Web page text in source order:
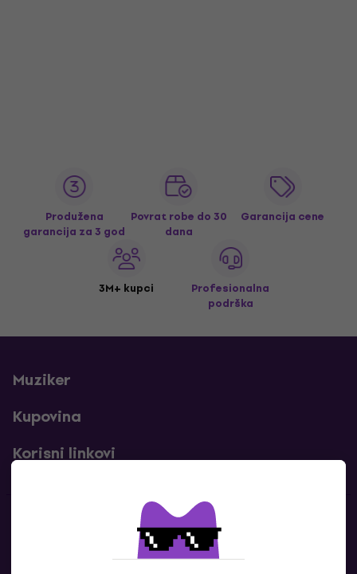
Produžena
garancija za 3 god
Povrat robe do 30
dana
Garancija cene
3M+ kupci
Profesionalna
podrška
Muziker
Kupovina
Korisni linkovi
Kontakti
Kontaktiraj nas